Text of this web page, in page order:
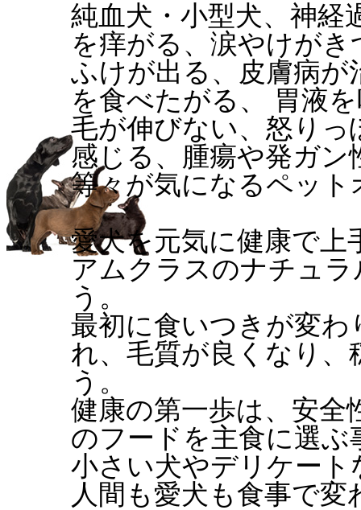
純血犬・小型犬、神経
を痒がる、涙やけが
ふけが出る、皮膚病が
を食べたがる、 胃液
毛が伸びない、怒り
感じる、腫瘍や発ガン
等々が気になるペット
愛犬を元気に健康で
アムクラスのナチュ
う。
最初に食いつきが変わ
れ、毛質が良くなり
う。
健康の第一歩は、安全
のフードを主食に選
小さい犬やデリケー
人間も愛犬も食事で変